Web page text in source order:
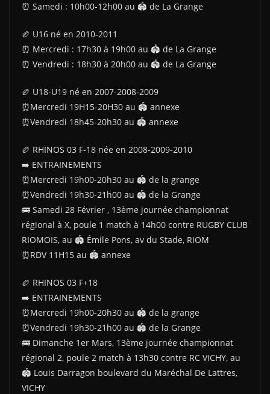
⏰️ Samedi : 10h00-12h00 au 🏟 de La Grange
🏉 U16 né en 2010-2011
⏰️ Mercredi : 17h30 à 19h00 au 🏟 de La Grange
⏰️ Vendredi : 18h30 à 20h00 au 🏟 de La Grange
🏉 U18-U19 né en 2007-2008-2009
⏰️Mercredi 19H15-20H30 au 🏟 annexe
⏰️Vendredi 18h45-20h30 au 🏟 annexe
🏉 RHINOS 03 F-18 née en 2008-2009-2010
➡️ ENTRAINEMENTS
⏰Mercredi 19h00-20h30 au 🏟 de la grange
⏰Vendredi 19h30-21h00 au 🏟 de la Grange
🚌 Samedi 28 Février , 13ème journée championnat
régional à X, poule 1 match à 14h00 contre RUGBY CLUB
RIOMOIS, au 🏟 Émile Pons, av du Stade, RIOM
⏰️RDV 11H15 au 🏟 annexe
🏉 RHINOS 03 F+18
➡️ ENTRAINEMENTS
⏰Mercredi 19h00-20h30 au 🏟 de la grange
⏰Vendredi 19h30-21h00 au 🏟 de la Grange
🚌 Dimanche 1er Mars, 13ème journée championnat
régional 2, poule 2 match à 13h30 contre RC VICHY, au
🏟 Louis Darragon boulevard du Maréchal De Lattres,
VICHY